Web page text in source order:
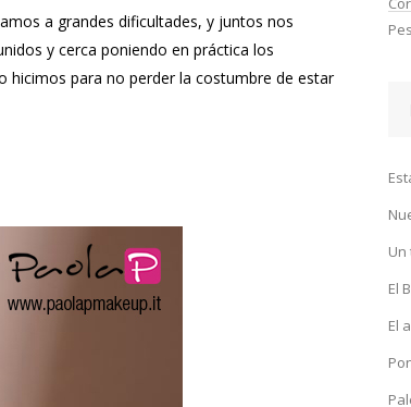
a grandes dificultades, y juntos nos
y cerca poniendo en práctica los
hicimos para no perder la costumbre de estar
El
El